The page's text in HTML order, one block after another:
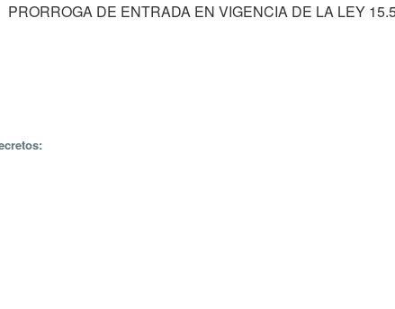
PRORROGA DE ENTRADA EN VIGENCIA DE LA LEY